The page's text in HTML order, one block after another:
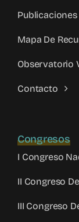
Mapa De
Observatorio
Contacto
Congresos
I Congreso
II Congreso
III Congreso